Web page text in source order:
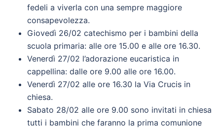
fedeli a viverla con una sempre maggiore
consapevolezza.
Giovedì 26/02 catechismo per i bambini della
scuola primaria: alle ore 15.00 e alle ore 16.30.
Venerdì 27/02 l’adorazione eucaristica in
cappellina: dalle ore 9.00 alle ore 16.00.
Venerdì 27/02 alle ore 16.30 la Via Crucis in
chiesa.
Sabato 28/02 alle ore 9.00 sono invitati in chiesa
tutti i bambini che faranno la prima comunione